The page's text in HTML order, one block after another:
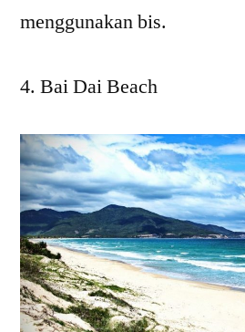
menggunakan bis.
Bai Dai Beach